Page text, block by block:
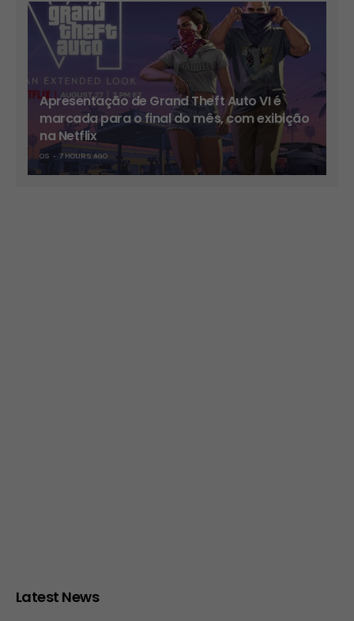
Apresentação de Grand Theft Auto VI é
marcada para o final do mês, com exibição
na Netflix
OS 7 HOURS AGO
Latest News